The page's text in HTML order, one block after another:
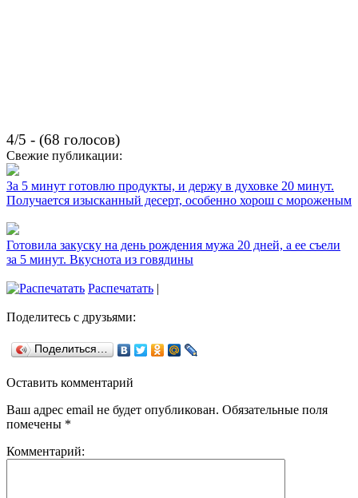
4/5 - (68 голосов)
Свежие публикации:
За 5 минут готовлю продукты, и держу в духовке 20 минут.
Получается изысканный десерт, особенно хорош с мороженым
Готовила закуску на день рождения мужа 20 дней, а ее съели
за 5 минут. Вкуснота из говядины
Распечатать |
Поделитесь с друзьями:
Поделиться…
Оставить комментарий
Ваш адрес email не будет опубликован. Обязательные поля
помечены *
Комментарий: